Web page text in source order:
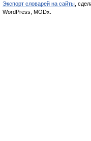
Экспорт словарей на сайты ,
WordPress, MODx.